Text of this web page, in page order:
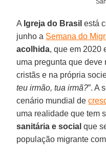
A Igreja do Brasil está
junho a Semana do
acolhida, que em 2020
uma pregunta que
cristãs e na própria
teu irmão, tua irmã?”. A
cenário mundial de
uma realidade que tem
sanitária e social que
população migrante